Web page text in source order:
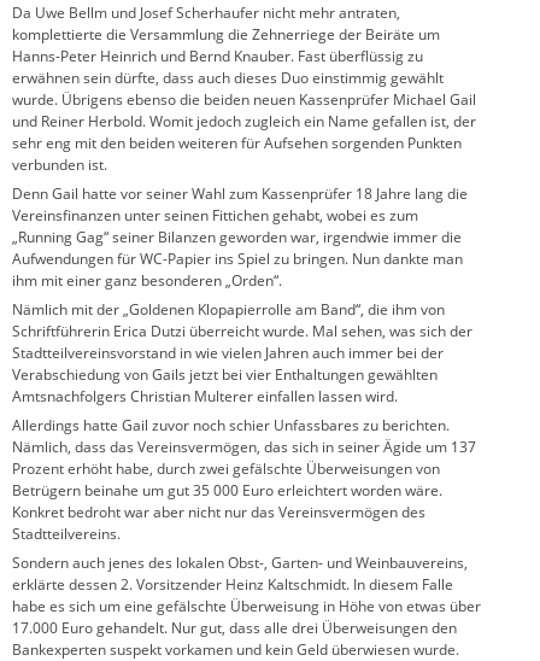
Da Uwe Bellm und Josef Scherhaufer nicht mehr antraten,
komplettierte die Versammlung die Zehnerriege der Beiräte um
Hanns-Peter Heinrich und Bernd Knauber. Fast überflüssig zu
erwähnen sein dürfte, dass auch dieses Duo einstimmig gewählt
wurde. Übrigens ebenso die beiden neuen Kassenprüfer Michael Gail
und Reiner Herbold. Womit jedoch zugleich ein Name gefallen ist, der
sehr eng mit den beiden weiteren für Aufsehen sorgenden Punkten
verbunden ist.
Denn Gail hatte vor seiner Wahl zum Kassenprüfer 18 Jahre lang die
Vereinsfinanzen unter seinen Fittichen gehabt, wobei es zum
„Running Gag“ seiner Bilanzen geworden war, irgendwie immer die
Aufwendungen für WC-Papier ins Spiel zu bringen. Nun dankte man
ihm mit einer ganz besonderen „Orden“.
Nämlich mit der „Goldenen Klopapierrolle am Band“, die ihm von
Schriftführerin Erica Dutzi überreicht wurde. Mal sehen, was sich der
Stadtteilvereinsvorstand in wie vielen Jahren auch immer bei der
Verabschiedung von Gails jetzt bei vier Enthaltungen gewählten
Amtsnachfolgers Christian Multerer einfallen lassen wird.
Allerdings hatte Gail zuvor noch schier Unfassbares zu berichten.
Nämlich, dass das Vereinsvermögen, das sich in seiner Ägide um 137
Prozent erhöht habe, durch zwei gefälschte Überweisungen von
Betrügern beinahe um gut 35 000 Euro erleichtert worden wäre.
Konkret bedroht war aber nicht nur das Vereinsvermögen des
Stadtteilvereins.
Sondern auch jenes des lokalen Obst-, Garten- und Weinbauvereins,
erklärte dessen 2. Vorsitzender Heinz Kaltschmidt. In diesem Falle
habe es sich um eine gefälschte Überweisung in Höhe von etwas über
17.000 Euro gehandelt. Nur gut, dass alle drei Überweisungen den
Bankexperten suspekt vorkamen und kein Geld überwiesen wurde.